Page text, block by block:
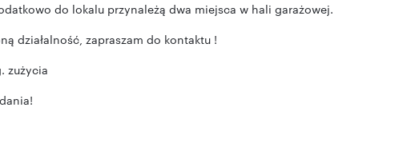
do lokalu przynależą dwa miejsca w hali garażowej.
działalność, zapraszam do kontaktu !
zużycia